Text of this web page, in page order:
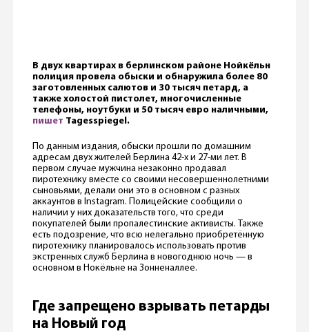
В двух квартирах в берлинском районе Нойкёльн
полиция провела обыски и обнаружила более 80
заготовленных салютов и 30 тысяч петард, а
также холостой пистолет, многочисленные
телефоны, ноутбуки и 50 тысяч евро наличными,
пишет Tagesspiegel.
По данным издания, обыски прошли по домашним
адресам двух жителей Берлина 42-х и 27-ми лет. В
первом случае мужчина незаконно продавал
пиротехнику вместе со своими несовершеннолетними
сыновьями, делали они это в основном с разных
аккаунтов в Instagram. Полицейские сообщили о
наличии у них доказательств того, что среди
покупателей были пропалестинские активисты. Также
есть подозрение, что всю нелегально приобретённую
пиротехнику планировалось использовать против
экстренных служб Берлина в новогоднюю ночь — в
основном в Нокёльне на Зонненаллее.
Где запрещено взрывать петарды
на Новый год